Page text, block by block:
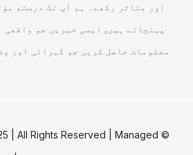
اور متاثر رکھے۔ ہم آپ تک درست،
پہنچاتے ہیں, ایسی خبریں جو واقعی
معلومات حاصل کریں جو گہرائی اور
| All Rights Reserved | Managed